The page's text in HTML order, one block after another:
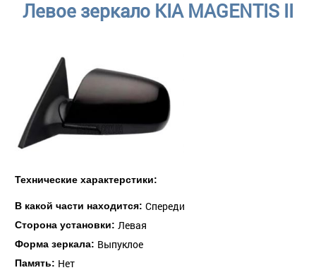
Левое зеркало KIA MAGENTIS II
Технические характерстики:
В какой части находится: Спереди
Сторона установки: Левая
Форма зеркала: Выпуклое
Память: Нет